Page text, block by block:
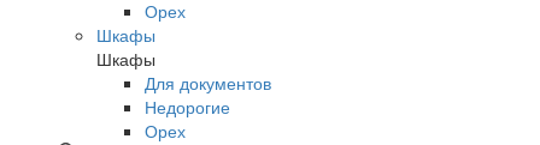
Орех
Шкафы
Шкафы
Для документов
Недорогие
Орех